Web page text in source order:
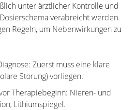
unter ärztlicher Kontrolle und
verabreicht werden.
Regeln, um Nebenwirkungen zu
Zuerst muss eine klare
Störung) vorliegen.
Therapiebeginn: Nieren- und
Lithiumspiegel.